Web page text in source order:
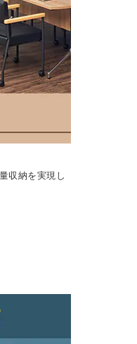
収納を実現し